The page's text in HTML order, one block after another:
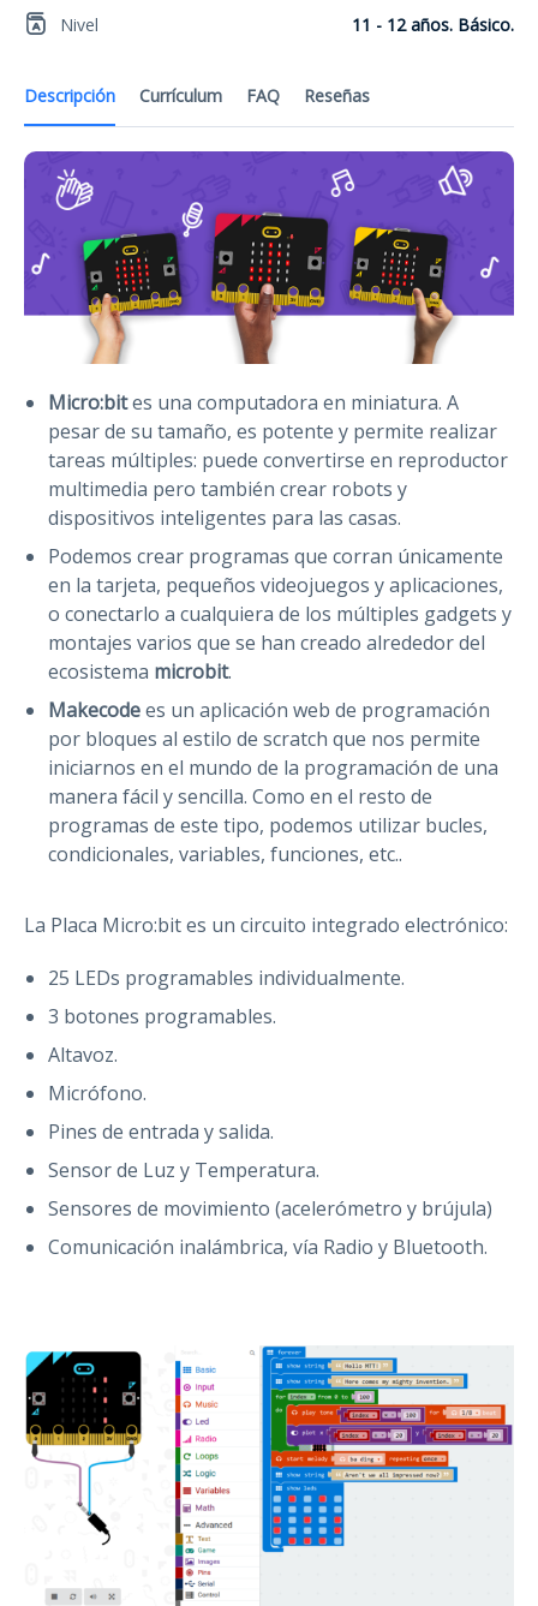
Descripción Currículum FAQ Reseñas
Micro:bites una computadora en miniatura. A
pesar de su tamaño, es potente y permite realizar
tareas múltiples: puede convertirse en reproductor
multimedia pero también crear robots y
dispositivos inteligentes para las casas.
Podemos crear programas que corran únicamente
en la tarjeta, pequeños videojuegos y aplicaciones,
o conectarlo a cualquiera de los múltiples gadgets y
montajes varios que se han creado alrededor del
ecosistema microbit.
Makecodees un aplicación web de programación
por bloques al estilo de scratch que nos permite
iniciarnos en el mundo de la programación de una
manera fácil y sencilla. Como en el resto de
programas de este tipo, podemos utilizar bucles,
condicionales, variables, funciones, etc..
La Placa Micro:bit es un circuito integrado electrónico:
25 LEDs programables individualmente.
3 botones programables.
Altavoz.
Micrófono.
Pines de entrada y salida.
Sensor de Luz y Temperatura.
Sensores de movimiento (acelerómetro y brújula)
Comunicación inalámbrica, vía Radio y Bluetooth.
Nivel 11 - 12 años. Básico.